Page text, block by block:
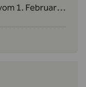
1. Februar